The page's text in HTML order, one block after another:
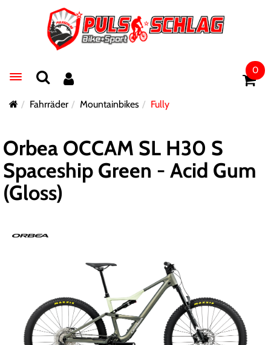
Toggle navigation
0
Fahrräder Mountainbikes Fully
Orbea OCCAM SL H30 S
Spaceship Green - Acid Gum
(Gloss)